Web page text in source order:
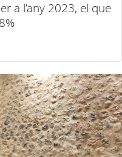
a l’any 2023, el que